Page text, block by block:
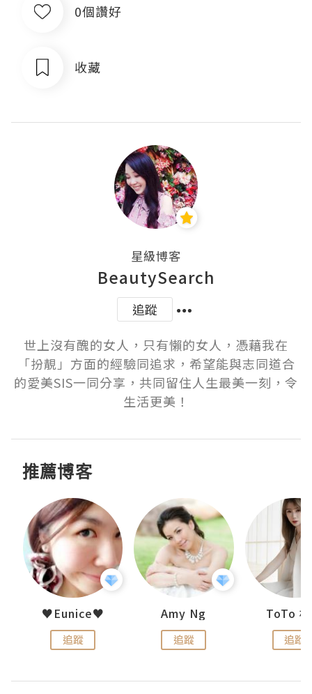
0個讚好
收藏
星級博客
BeautySearch
追蹤
世上沒有醜的女人，只有懶的女人，憑藉我在
「扮靚」方面的經驗同追求，希望能與志同道合
的愛美SIS一同分享，共同留住人生最美一刻，令
生活更美！
推薦博客
♥Eunice♥
追蹤
Amy Ng
追蹤
ToTo
追蹤